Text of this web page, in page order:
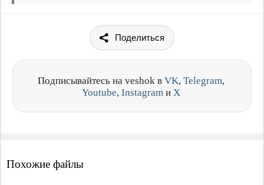
Поделиться
Подписывайтесь на veshok в VK, Telegram,
Youtube, Instagram и X
Похожие файлы